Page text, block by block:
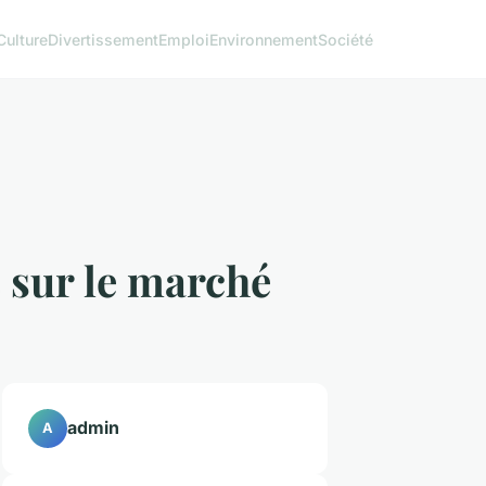
DivertissementEmploiEnvironnementSociété
sur le marché
A admin